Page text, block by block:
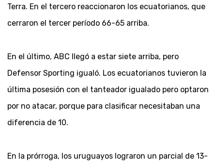
Terra. En el tercero reaccionaron los ecuatorianos, que
cerraron el tercer período 66-65 arriba.
En el último, ABC llegó a estar siete arriba, pero
Defensor Sporting igualó. Los ecuatorianos tuvieron la
última posesión con el tanteador igualado pero optaron
por no atacar, porque para clasificar necesitaban una
diferencia de 10.
En la prórroga, los uruguayos lograron un parcial de 13-